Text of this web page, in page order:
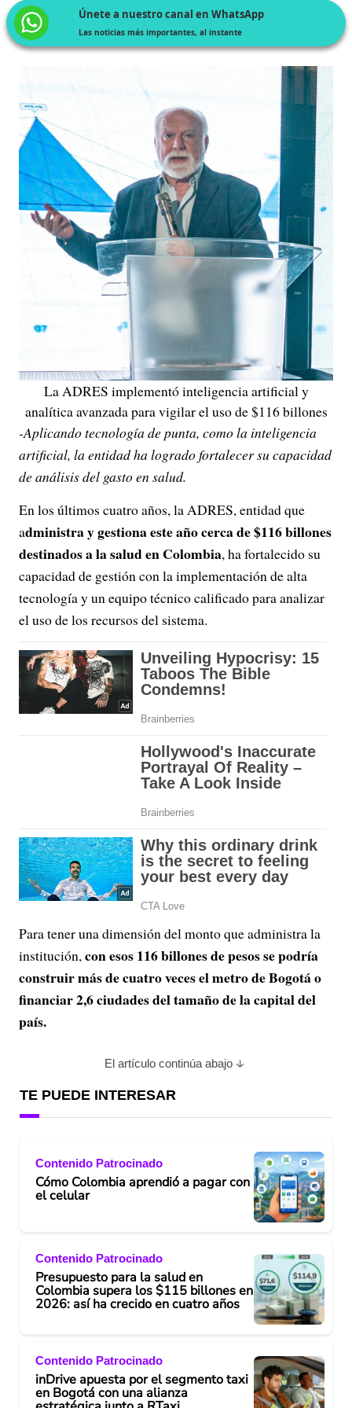
Únete a nuestro canal en WhatsApp
Las noticias más importantes, al instante
La ADRES implementó inteligencia artificial y
analítica avanzada para vigilar el uso de $116 billones
-Aplicando tecnología de punta, como la inteligencia
artificial, la entidad ha logrado fortalecer su capacidad
de análisis del gasto en salud.
En los últimos cuatro años, la ADRES, entidad que
administra y gestiona este año cerca de $116 billones
destinados a la salud en Colombia, ha fortalecido su
capacidad de gestión con la implementación de alta
tecnología y un equipo técnico calificado para analizar
el uso de los recursos del sistema.
Para tener una dimensión del monto que administra la
institución, con esos 116 billones de pesos se podría
construir más de cuatro veces el metro de Bogotá o
financiar 2,6 ciudades del tamaño de la capital del
país.
El artículo continúa abajo
TE PUEDE INTERESAR
Contenido Patrocinado
Cómo Colombia aprendió a pagar con
el celular
Contenido Patrocinado
Presupuesto para la salud en
Colombia supera los $115 billones en
2026: así ha crecido en cuatro años
Contenido Patrocinado
inDrive apuesta por el segmento taxi
en Bogotá con una alianza